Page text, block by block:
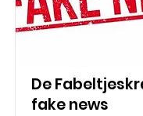
De
fake news